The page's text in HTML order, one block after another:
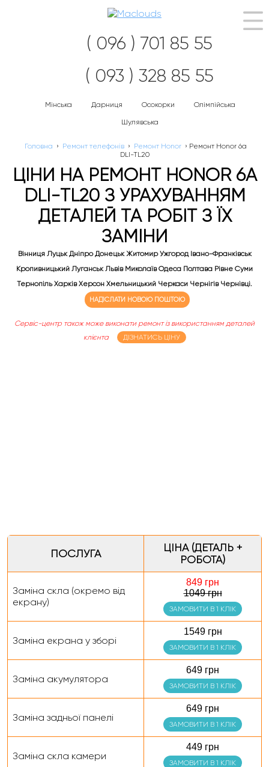
( 096 ) 701 85 55
( 093 ) 328 85 55
Мінська Дарниця Осокорки Олімпійська
Шулявська
Головна › Ремонт телефонів › Ремонт Honor › Ремонт Honor 6a
DLI-TL20
ЦІНИ НА РЕМОНТ HONOR 6A
DLI-TL20 З УРАХУВАННЯМ
ДЕТАЛЕЙ ТА РОБІТ З ЇХ
ЗАМІНИ
Вінниця Луцьк Дніпро Донецьк Житомир Ужгород Івано-Франківськ
Кропивницький Луганськ Львів Миколаїв Одеса Полтава Рівне Суми
Тернопіль Харків Херсон Хмельницький Черкаси Чернігів Чернівці.
НАДІСЛАТИ НОВОЮ ПОШТОЮ
Сервіс-центр також може виконати ремонт із використанням деталей
клієнта
ДІЗНАТИСЬ ЦІНУ
ПОСЛУГА
ЦІНА (ДЕТАЛЬ +
РОБОТА)
Заміна скла (окремо від
екрану)
849 грн
1049 грн
ЗАМОВИТИ В 1 КЛІК
Заміна екрана у зборі
1549 грн
ЗАМОВИТИ В 1 КЛІК
Заміна акумулятора
649 грн
ЗАМОВИТИ В 1 КЛІК
Заміна задньої панелі
649 грн
ЗАМОВИТИ В 1 КЛІК
Заміна скла камери
449 грн
ЗАМОВИТИ В 1 КЛІК